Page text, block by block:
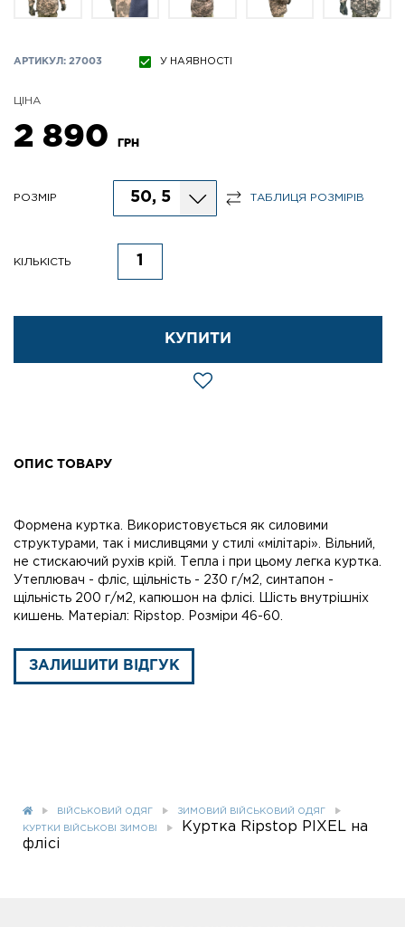
АРТИКУЛ: 27003 У НАЯВНОСТІ
ЦІНА
2 890 ГРН
РОЗМІР 50, 5 ТАБЛИЦЯ РОЗМІРІВ
КІЛЬКІСТЬ
КУПИТИ
ОПИС ТОВАРУ
Формена куртка. Використовується як силовими
структурами, так і мисливцями у стилі «мілітарі». Вільний,
не стискаючий рухів крій. Тепла і при цьому легка куртка.
Утеплювач - фліс, щільність - 230 г/м2, синтапон -
щільність 200 г/м2, капюшон на флісі. Шість внутрішніх
кишень. Матеріал: Ripstop. Розміри 46-60.
ЗАЛИШИТИ ВІДГУК
ВІЙСЬКОВИЙ ОДЯГ ЗИМОВИЙ ВІЙСЬКОВИЙ ОДЯГ
КУРТКИ ВІЙСЬКОВІ ЗИМОВІ
Куртка Ripstop PIXEL на
флісі